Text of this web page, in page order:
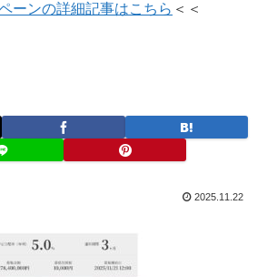
ーンの詳細記事はこちら ＜＜
2025.11.22